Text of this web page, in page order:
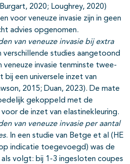
2020; Loughrey, 2020)
voor veneuze invasie zijn in geen
advies opgenomen.
van veneuze invasie bij extra
verschillende studies aangetoond
invasie tenminste twee-
een universele inzet van
2015; Duan, 2023). De mate
gekoppeld met de
de inzet van elastinekleuring.
van veneuze invasie per aantal
. In een studie van Betge et al (HE
indicatie toegevoegd) was de
volgt: bij 1-3 ingesloten coupes